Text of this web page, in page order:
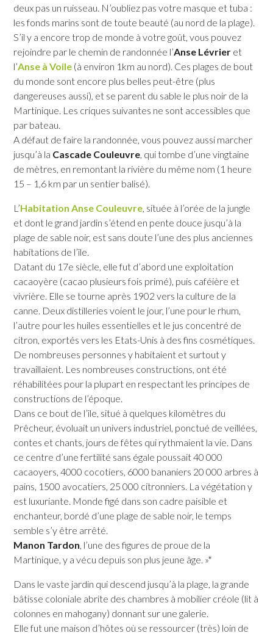
SAINT-ESPRIT
SAINT-JOSEPH
SAINT-PIERRE
LA TRINITÉ
LES TROIS-ÎLETS
LE VAUCLIN
deux pas un ruisseau. N’oubliez pas votre masque et tuba :
les fonds marins sont de toute beauté (au nord de la plage).
S’il y a encore trop de monde à votre goût, vous pouvez
rejoindre par le chemin de randonnée l’Anse Lévrier et
l’Anse à Voile (à environ 1km au nord). Ces plages de bout
du monde sont encore plus belles peut-être (plus
dangereuses aussi), et se parent du sable le plus noir de la
Martinique. Les criques suivantes ne sont accessibles que
par bateau.
A défaut de faire la randonnée, vous pouvez aussi marcher
jusqu’à la Cascade Couleuvre, qui tombe d’une vingtaine
de mètres, en remontant la rivière du même nom (1 heure
15 – 1,6 km par un sentier balisé).
L’Habitation Anse Couleuvre, située à l’orée de la jungle
et dont le grand jardin s’étend en pente douce jusqu’à la
plage de sable noir, est sans doute l’une des plus anciennes
habitations de l’île.
Datant du 17e siècle, elle fut d’abord une exploitation
cacaoyère (cacao plusieurs fois primé), puis caféière et
vivrière. Elle se tourne après 1902 vers la culture de la
canne. Deux distilleries voient le jour, l’une pour le rhum,
l’autre pour les huiles essentielles et le jus concentré de
citron, exportés vers les Etats-Unis à des fins cosmétiques.
De nombreuses personnes y habitaient et surtout y
travaillaient. Les nombreuses constructions, ont été
réhabilitées pour la plupart en respectant les principes de
constructions de l’époque.
Dans ce bout de l’île, situé à quelques kilomètres du
Prêcheur, évoluait un univers industriel, ponctué de veillées,
contes et chants, jours de fêtes qui rythmaient la vie. Dans
ce centre d’une fertilité sans égale poussait 40 000
cacaoyers, 4000 cocotiers, 6000 bananiers 20 000 arbres à
pains, 1500 avocatiers, 25 000 citronniers. La végétation y
est luxuriante. Monde figé dans son cadre paisible et
enchanteur, bordé d’une plage de sable noir, le temps
semble s’y être arrêté.
Manon Tardon, l’une des figures de proue de la
Martinique, y a vécu depuis son plus jeune âge. »*
Dans le vaste jardin qui descend jusqu’à la plage, la grande
bâtisse coloniale abrite des chambres à mobilier créole (lit à
colonnes en mahogany) donnant sur une galerie.
Elle fut une maison d’hôtes où se ressourcer (très) loin de